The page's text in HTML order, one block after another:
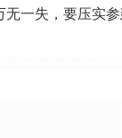
一失，要压实